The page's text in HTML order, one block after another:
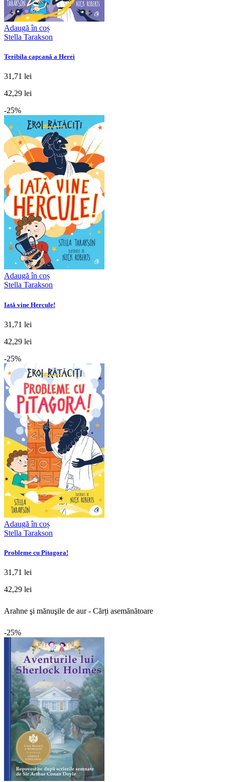
Adaugă în coș
Stella Tarakson
Teribila capcană a Herei
31,71 lei
42,29 lei
-25%
Adaugă în coș
Stella Tarakson
Iată vine Hercule!
31,71 lei
42,29 lei
-25%
Adaugă în coș
Stella Tarakson
Probleme cu Pitagora!
31,71 lei
42,29 lei
Arahne şi mănuşile de aur - Cărți asemănătoare
-25%